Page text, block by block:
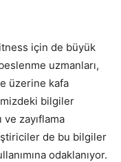
için de büyük
uzmanları,
üzerine kafa
bilgiler
ve zayıflama
de bu bilgiler
odaklanıyor.